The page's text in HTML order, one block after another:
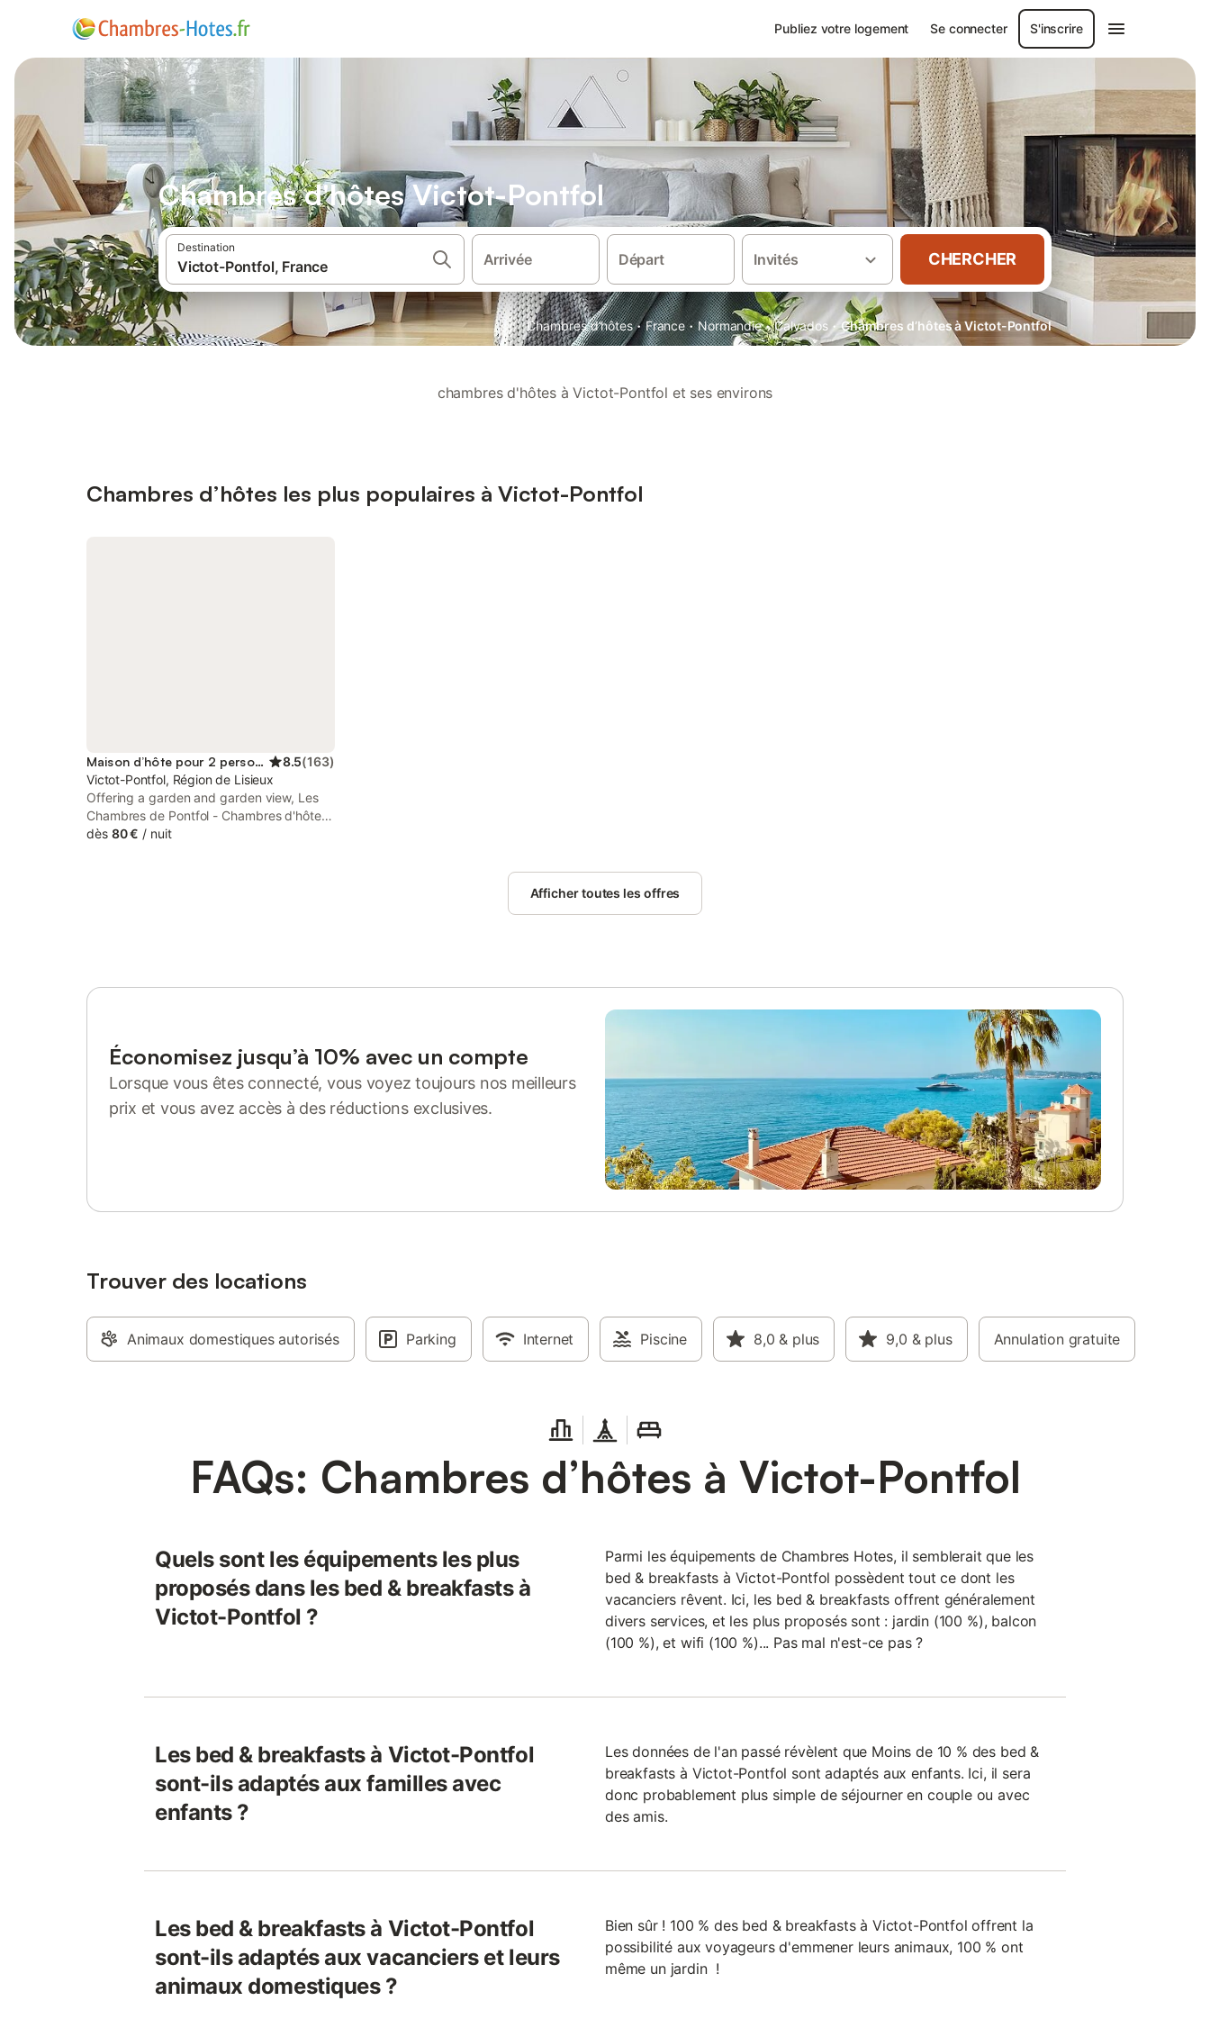
Publiez votre logement Se connecter S'inscrire
Chambres d'hôtes Victot-Pontfol
Destination
Arrivée Départ Invités CHERCHER
Chambres d'hôtes · France · Normandie · Calvados · Chambres d’hôtes à Victot-Pontfol
chambres d'hôtes à Victot-Pontfol et ses environs
Chambres d’hôtes les plus populaires à Victot-Pontfol
Maison d’hôte pour 2 personnes 8.5(163)
Victot-Pontfol, Région de Lisieux
Offering a garden and garden view, Les
Chambres de Pontfol - Chambres d'hôtes
- Guest house is located in Victot-Pontfol,
dès 80 € / nuit
Afficher toutes les offres
Économisez jusqu’à 10% avec un compte
Lorsque vous êtes connecté, vous voyez toujours nos meilleurs
prix et vous avez accès à des réductions exclusives.
Trouver des locations
Animaux domestiques autorisés Parking Internet Piscine 8,0 & plus 9,0 & plus Annulation gratuite
FAQs: Chambres d’hôtes à Victot-Pontfol
Quels sont les équipements les plus
proposés dans les bed & breakfasts à
Victot-Pontfol ?
Parmi les équipements de Chambres Hotes, il semblerait que les
bed & breakfasts à Victot-Pontfol possèdent tout ce dont les
vacanciers rêvent. Ici, les bed & breakfasts offrent généralement
divers services, et les plus proposés sont : jardin (100 %), balcon
(100 %), et wifi (100 %)... Pas mal n'est-ce pas ?
Les bed & breakfasts à Victot-Pontfol
sont-ils adaptés aux familles avec
enfants ?
Les données de l'an passé révèlent que Moins de 10 % des bed &
breakfasts à Victot-Pontfol sont adaptés aux enfants. Ici, il sera
donc probablement plus simple de séjourner en couple ou avec
des amis.
Les bed & breakfasts à Victot-Pontfol
sont-ils adaptés aux vacanciers et leurs
animaux domestiques ?
Bien sûr ! 100 % des bed & breakfasts à Victot-Pontfol offrent la
possibilité aux voyageurs d'emmener leurs animaux, 100 % ont
même un jardin !